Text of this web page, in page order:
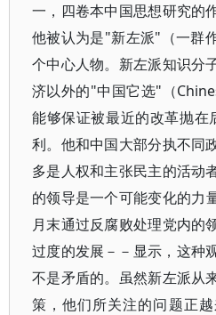
一，四卷本中国思想研究的
他被认为是"新左派"（一群
个中心人物。新左派知识分
济以外的"中国它选"（
能够保证被最近的改革抛在
利。他和中国大部分执不同
多是人权和主张民主的活动
的领导是一个可能变化的力
月末通过反腐败处理党内的
过度的发展－－显示，这种
不是矛盾的。虽然新左派从
策，他们所关注的问题正